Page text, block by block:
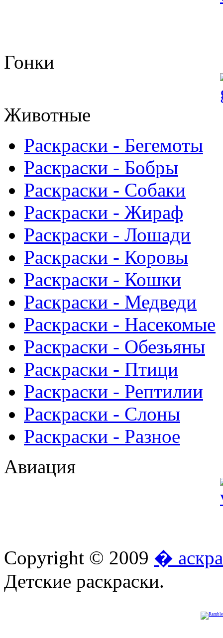
Гонки
Животные
Раскраски - Бегемоты
Раскраски - Бобры
Раскраски - Собаки
Раскраски - Жираф
Раскраски - Лошади
Раскраски - Коровы
Раскраски - Кошки
Раскраски - Медведи
Раскраски - Насекомые
Раскраски - Обезьяны
Раскраски - Птици
Раскраски - Рептилии
Раскраски - Слоны
Раскраски - Разное
Авиация
Copyright © 2009 �
Детские раскраски.